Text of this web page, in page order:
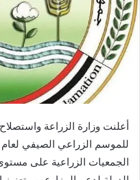
أعلنت وزارة الزراعة
الجمعيات الزراعية على